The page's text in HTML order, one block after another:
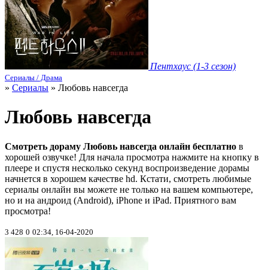
Пентхаус (1-3 сезон)
Сериалы / Драма
» Сериалы » Любовь навсегда
Любовь навсегда
Смотреть дораму Любовь навсегда онлайн бесплатно в
хорошей озвучке! Для начала просмотра нажмите на кнопку в
плеере и спустя несколько секунд воспроизведение дорамы
начнется в хорошем качестве hd. Кстати, смотреть любимые
сериалы онлайн вы можете не только на вашем компьютере,
но и на андроид (Android), iPhone и iPad. Приятного вам
просмотра!
3 428 0 02:34, 16-04-2020